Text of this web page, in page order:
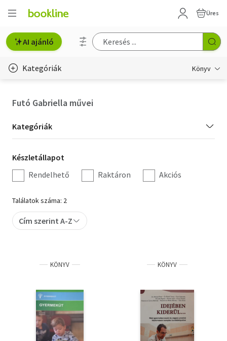
Üres
AI ajánló
Kategóriák Könyv
Hobbi, szabadidő
Irodalom
Művészet
Szakkönyv
Tankönyv, segédkönyv
Társadalomtudomány
Természettudomány
Történelem
Futó Gabriella művei
Kategória
szűrés
Kategóriák
Készletállapot
szűrés
Készletállapot
Rendelhető
Raktáron Akciós
Találatok száma: 2
Cím szerint A-Z
KÖNYV KÖNYV